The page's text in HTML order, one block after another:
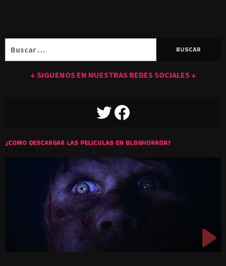
↓ SIGUENOS EN NUESTRAS REDES SOCIALES ↓
TWITTERFACEBOOK
¿COMO DESCARGAR LAS PELICULAS EN BLOGHORROR?